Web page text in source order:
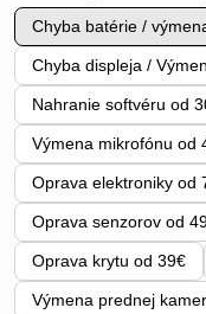
Chyba batérie /
Chyba displeja /
Nahranie softvéru od
Výmena mikrofónu od
Oprava elektroniky od
Oprava senzorov od
Oprava krytu od 39€
Výmena prednej